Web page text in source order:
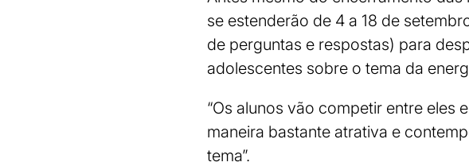
se estenderão de 4 a 18 de
de perguntas e respostas) para
adolescentes sobre o tema da
“Os alunos vão competir entre eles
maneira bastante atrativa e
tema”.